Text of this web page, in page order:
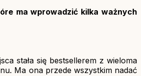
ma wprowadzić kilka ważnych
stała się bestsellerem z wieloma
Ma ona przede wszystkim nadać